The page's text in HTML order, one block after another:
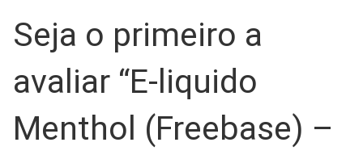
Seja o primeiro a
avaliar “E-liquido
Menthol (Freebase) –